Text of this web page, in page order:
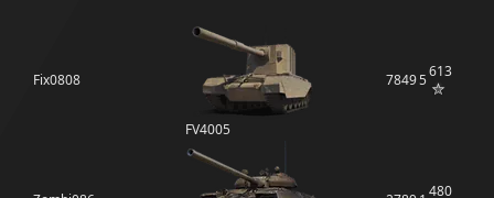
Fix0808
FV4005
78495613
480